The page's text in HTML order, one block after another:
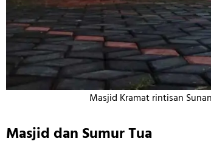
Masjid Kramat rintisan
Masjid dan Sumur Tua